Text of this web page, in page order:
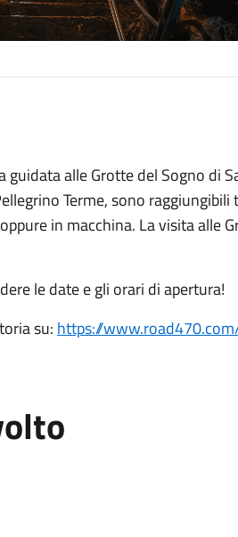
guidata alle Grotte del Sogno di
Terme, sono
in macchina. La visita alle
le date e gli orari di apertura!
su: https://